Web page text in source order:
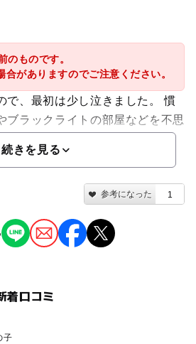
のものです。
合がありますのでご注意ください。
で、最初は少し泣きました。 慣
ブラックライトの部屋などを不思
続きを見る
参考になった 1
着口コミ
子